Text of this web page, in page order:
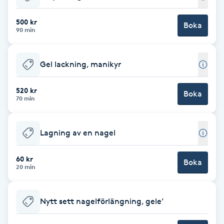
Babylights
Balayage
Barber
Barnklippning
BIAB
Blowout
Bottenfärg
500 kr
90 min Boka
Gel lackning, manikyr
520 kr
70 min Boka
Lagning av en nagel
60 kr
20 min Boka
Nytt sett nagelförlängning, gele’